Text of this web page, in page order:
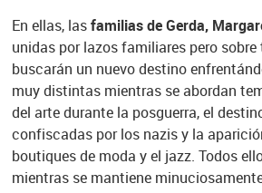
En ellas, lasfamilias de Gerda,
unidas por lazos familiares pero
buscarán un nuevo destino
muy distintas mientras se abordan
del arte durante la posguerra, el
confiscadas por los nazis y la
boutiques de moda y el jazz. Todos
mientras se mantiene